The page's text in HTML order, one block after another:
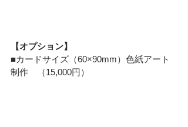
【オプション】
■カードサイズ（60×90mm）色紙アート
制作　（15,000円）